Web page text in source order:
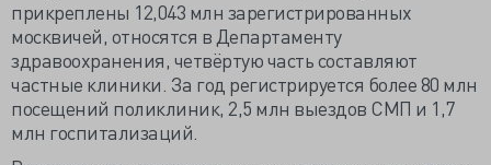
прикреплены 12,043 млн зарегистрированных
москвичей, относятся в Департаменту
здравоохранения, четвёртую часть составляют
частные клиники. За год регистрируется более 80 млн
посещений поликлиник, 2,5 млн выездов СМП и 1,7
млн госпитализаций.